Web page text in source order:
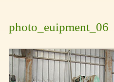
photo_euipment_06